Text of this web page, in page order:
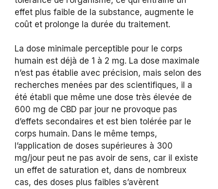
effet plus faible de la substance, augmente le
coût et prolonge la durée du traitement.
La dose minimale perceptible pour le corps
humain est déjà de 1 à 2 mg. La dose maximale
n’est pas établie avec précision, mais selon des
recherches menées par des scientifiques, il a
été établi que même une dose très élevée de
600 mg de CBD par jour ne provoque pas
d’effets secondaires et est bien tolérée par le
corps humain. Dans le même temps,
l’application de doses supérieures à 300
mg/jour peut ne pas avoir de sens, car il existe
un effet de saturation et, dans de nombreux
cas, des doses plus faibles s’avèrent